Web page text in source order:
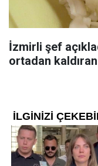
İzmirli şef
ortadan kaldıran